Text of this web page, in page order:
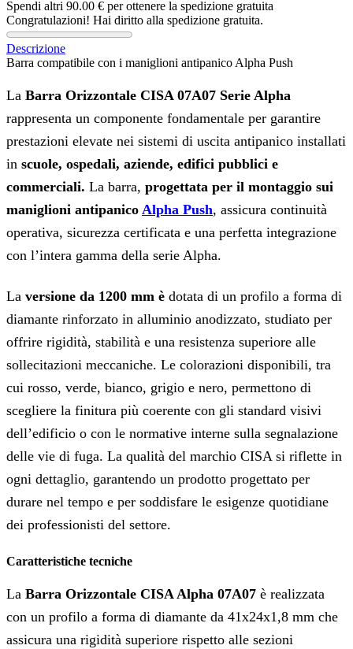
Spendi altri 90.00 € per ottenere la spedizione gratuita
Congratulazioni! Hai diritto alla spedizione gratuita.
Descrizione
Barra compatibile con i maniglioni antipanico Alpha Push
La Barra Orizzontale CISA 07A07 Serie Alpha
rappresenta un componente fondamentale per garantire
prestazioni elevate nei sistemi di uscita antipanico installati
in scuole, ospedali, aziende, edifici pubblici e
commerciali. La barra, progettata per il montaggio sui
maniglioni antipanico Alpha Push, assicura continuità
operativa, sicurezza certificata e una perfetta integrazione
con l’intera gamma della serie Alpha.
La versione da 1200 mm è dotata di un profilo a forma di
diamante rinforzato in alluminio anodizzato, studiato per
offrire rigidità, stabilità e una resistenza superiore alle
sollecitazioni meccaniche. Le colorazioni disponibili, tra
cui rosso, verde, bianco, grigio e nero, permettono di
scegliere la finitura più coerente con gli standard visivi
dell’edificio o con le normative interne sulla segnalazione
delle vie di fuga. La qualità del marchio CISA si riflette in
ogni dettaglio, garantendo un prodotto progettato per
durare nel tempo e per soddisfare le esigenze quotidiane
dei professionisti del settore.
Caratteristiche tecniche
La Barra Orizzontale CISA Alpha 07A07 è realizzata
con un profilo a forma di diamante da 41x24x1,8 mm che
assicura una rigidità superiore rispetto alle sezioni